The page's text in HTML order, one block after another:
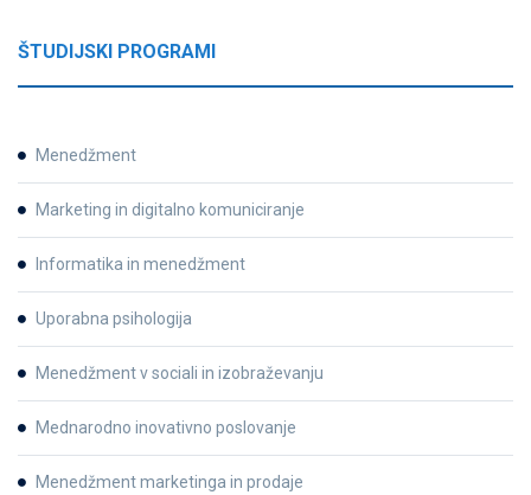
ŠTUDIJSKI PROGRAMI
Menedžment
Marketing in digitalno komuniciranje
Informatika in menedžment
Uporabna psihologija
Menedžment v sociali in izobraževanju
Mednarodno inovativno poslovanje
Menedžment marketinga in prodaje